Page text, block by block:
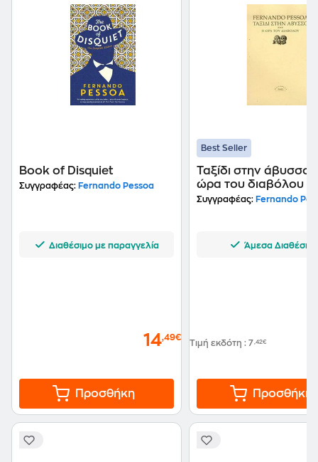
Book of Disquiet
Συγγραφέας: Fernando Pessoa
Διαθέσιμο με παραγγελία
14,49€
Προσθήκη
Best Seller
Ταξίδι στην άβυσσο.
ώρα του διαβόλου
Συγγραφέας: Fernando
Άμεσα Διαθέσιμο
Τιμή εκδότη : 7,42€
Προσθήκη